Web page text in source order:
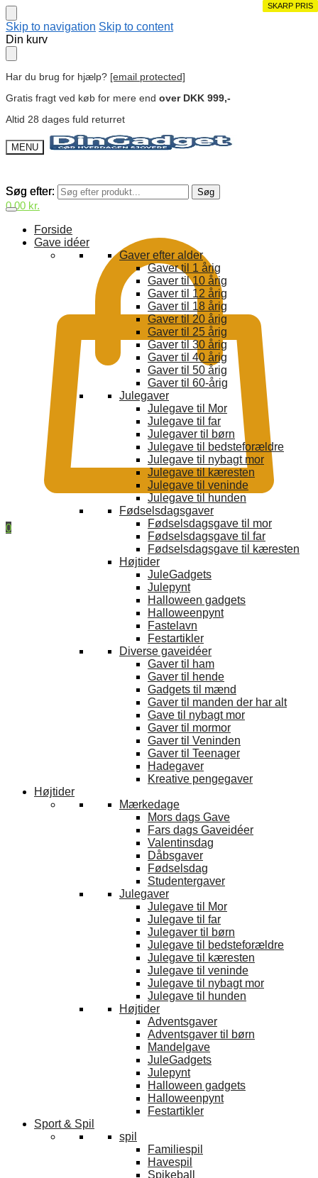
Skip to navigation Skip to content
Din kurv
Har du brug for hjælp? [email protected]
Gratis fragt ved køb for mere end over DKK 999,-
Altid 28 dages fuld returret
MENU
Søg efter: Søg
0,00 kr.
0
Søg efter: Søg
Forside
Gave idéer
Gaver efter alder
Gaver til 1 årig
Gaver til 10 årig
Gaver til 12 årig
Gaver til 18 årig
Gaver til 20 årig
Gaver til 25 årig
Gaver til 30 årig
Gaver til 40 årig
Gaver til 50 årig
Gaver til 60-årig
Julegaver
Julegave til Mor
Julegave til far
Julegaver til børn
Julegave til bedsteforældre
Julegave til nybagt mor
Julegave til kæresten
Julegave til veninde
Julegave til hunden
Fødselsdagsgaver
Fødselsdagsgave til mor
Fødselsdagsgave til far
Fødselsdagsgave til kæresten
Højtider
JuleGadgets
Julepynt
Halloween gadgets
Halloweenpynt
Fastelavn
Festartikler
Diverse gaveidéer
Gaver til ham
Gaver til hende
Gadgets til mænd
Gaver til manden der har alt
Gave til nybagt mor
Gaver til mormor
Gaver til Veninden
Gaver til Teenager
Hadegaver
Kreative pengegaver
Højtider
Mærkedage
Mors dags Gave
Fars dags Gaveidéer
Valentinsdag
Dåbsgaver
Fødselsdag
Studentergaver
Julegaver
Julegave til Mor
Julegave til far
Julegaver til børn
Julegave til bedsteforældre
Julegave til kæresten
Julegave til veninde
Julegave til nybagt mor
Julegave til hunden
Højtider
Adventsgaver
Adventsgaver til børn
Mandelgave
JuleGadgets
Julepynt
Halloween gadgets
Halloweenpynt
Festartikler
Sport & Spil
spil
Familiespil
Havespil
Spikeball
SKARP PRIS
SKARP PRIS
SKARP PRIS
SKARP PRIS